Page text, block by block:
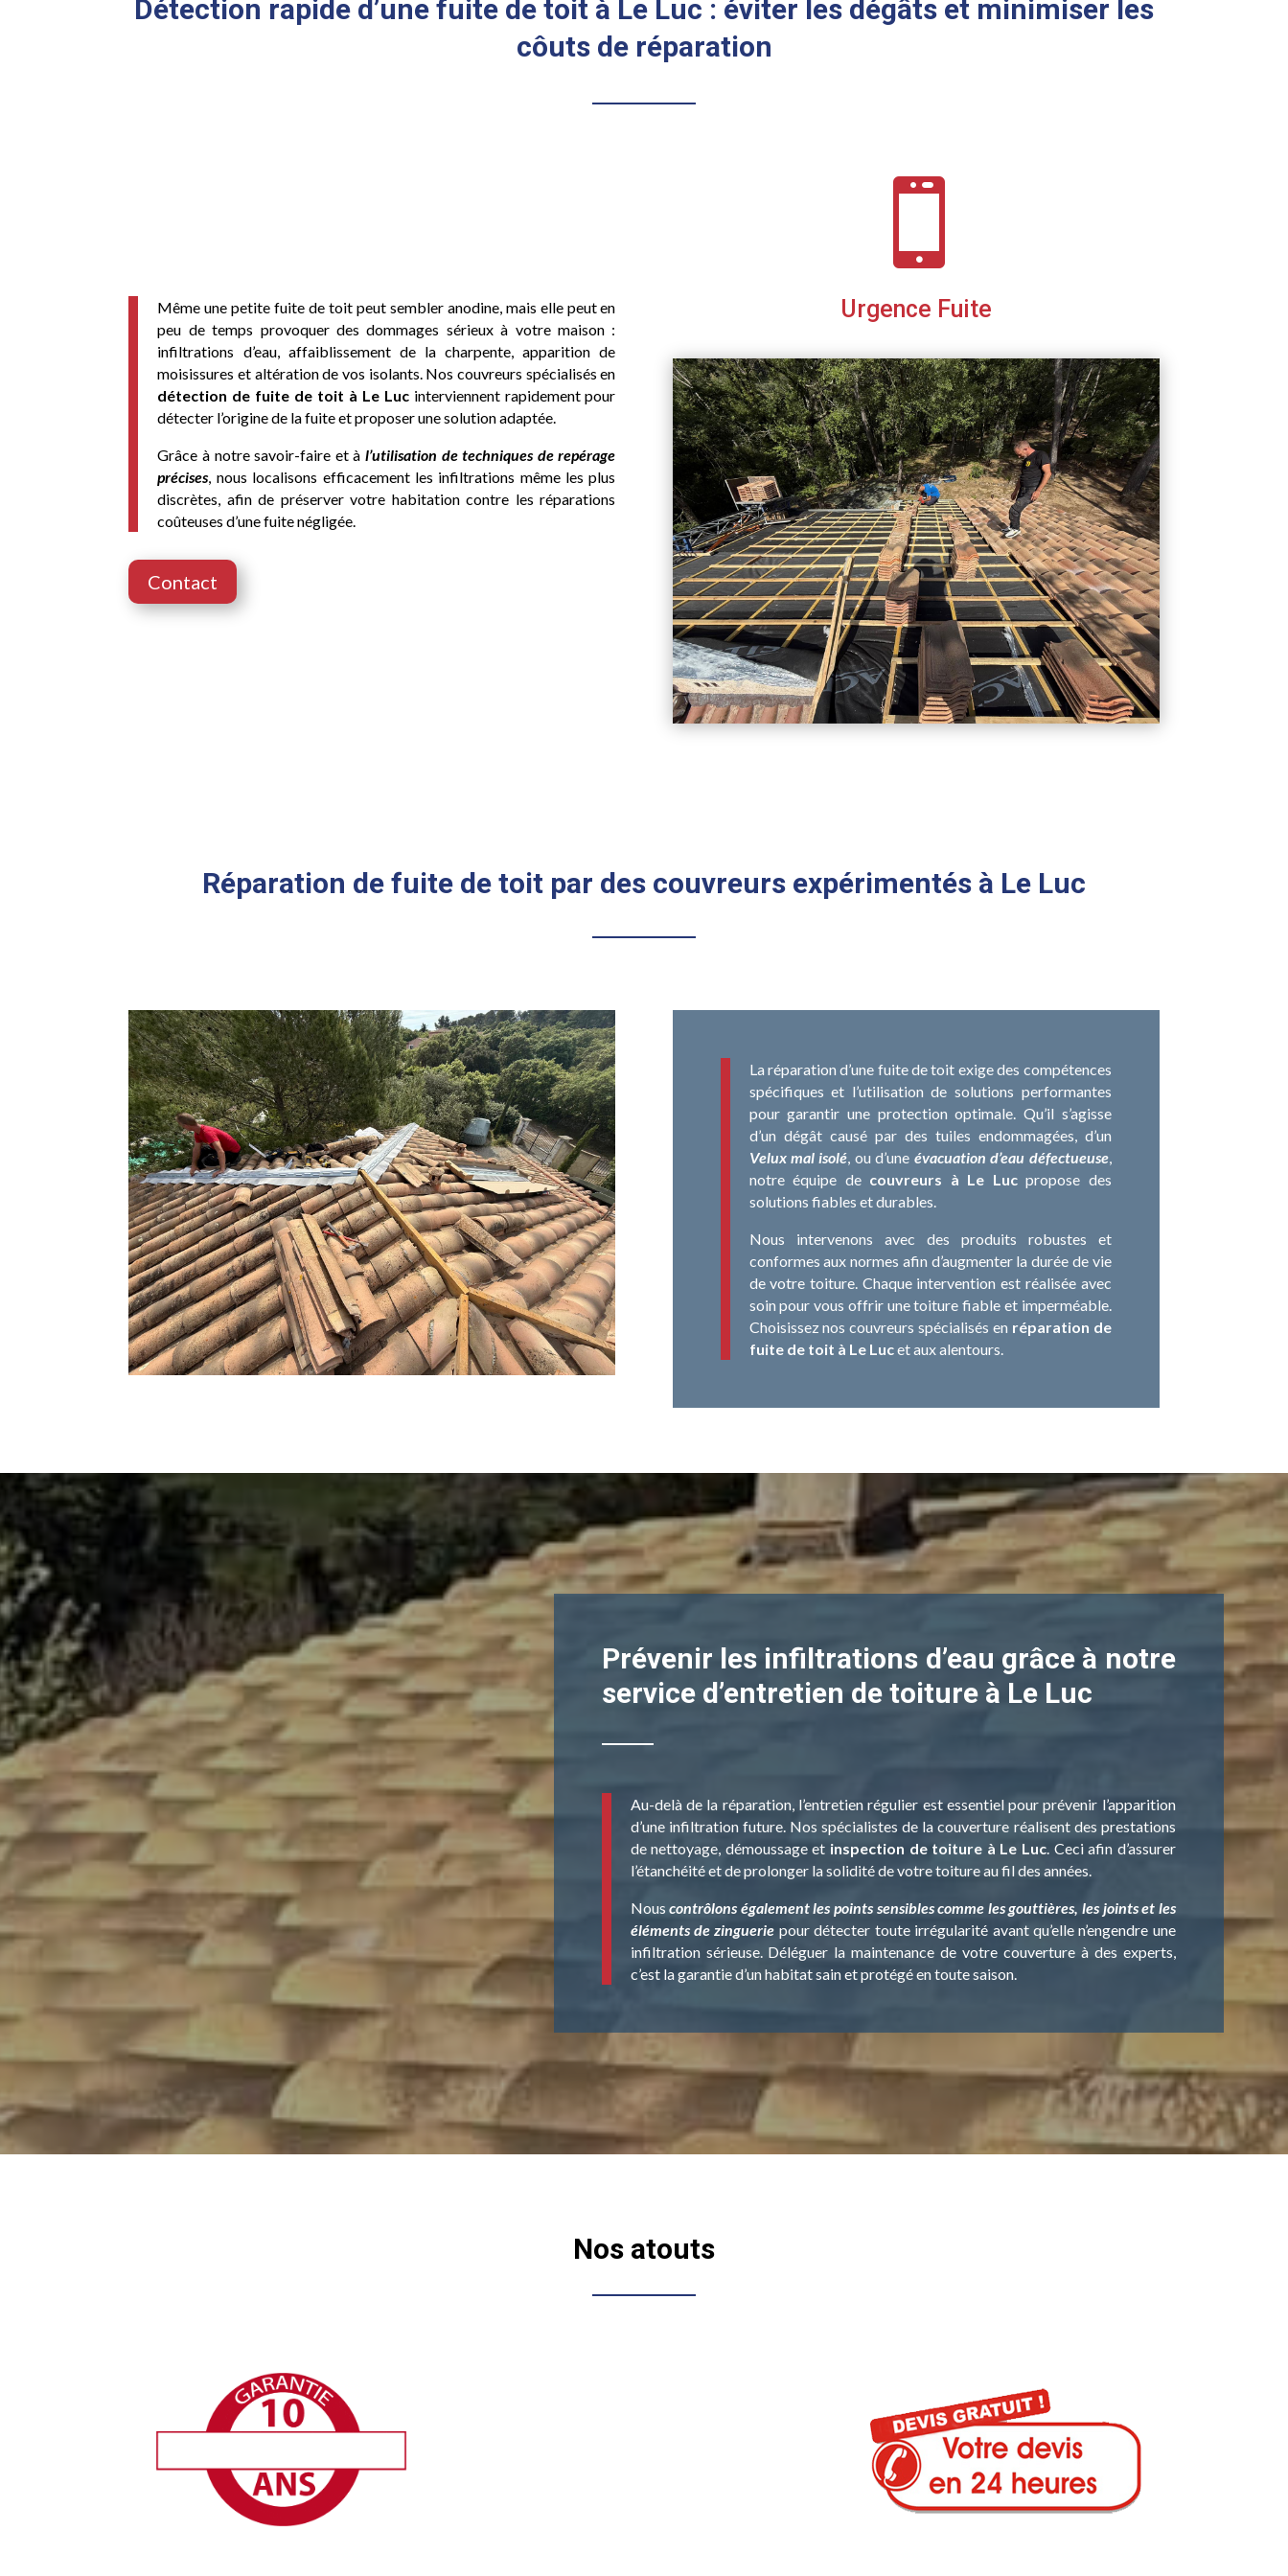
Détection rapide d’une fuite de toit à Le Luc : éviter les dégâts et minimiser les
côuts de réparation
Même une petite fuite de toit peut sembler anodine, mais elle peut en
peu de temps provoquer des dommages sérieux à votre maison :
infiltrations d’eau, affaiblissement de la charpente, apparition de
moisissures et altération de vos isolants. Nos couvreurs spécialisés en
détection de fuite de toit à Le Lucinterviennent rapidement pour
détecter l’origine de la fuite et proposer une solution adaptée.
Grâce à notre savoir-faire et àl’utilisation de techniques de repérage
précises, nous localisons efficacement les infiltrations même les plus
discrètes, afin de préserver votre habitation contre les réparations
coûteuses d’une fuite négligée.
Contact

Urgence Fuite
Réparation de fuite de toit par des couvreurs expérimentés à Le Luc
La réparation d’une fuite de toit exige des compétences
spécifiques et l’utilisation de solutions performantes
pour garantir une protection optimale. Qu’il s’agisse
d’un dégât causé par des tuiles endommagées, d’un
Velux mal isolé , ou d’une évacuation d’eau défectueuse,
notre équipe de couvreurs à Le Lucpropose des
solutions fiables et durables.
Nous intervenons avec des produits robustes et
conformes aux normes afin d’augmenter la durée de vie
de votre toiture. Chaque intervention est réalisée avec
soin pour vous offrir une toiture fiable et imperméable.
Choisissez nos couvreurs spécialisés en réparation de
fuite de toit à Le Lucet aux alentours.
Prévenir les infiltrations d’eau grâce à notre
service d’entretien de toiture à Le Luc
Au-delà de la réparation, l’entretien régulier est essentiel pour prévenir l’apparition
d’une infiltration future. Nos spécialistes de la couverture réalisent des prestations
de nettoyage, démoussage et inspection de toiture à Le Luc. Ceci afin d’assurer
l’étanchéité et de prolonger la solidité de votre toiture au fil des années.
Nouscontrôlons également les points sensibles comme les gouttières, les joints et les
éléments de zinguerie pour détecter toute irrégularité avant qu’elle n’engendre une
infiltration sérieuse. Déléguer la maintenance de votre couverture à des experts,
c’est la garantie d’un habitat sain et protégé en toute saison.
Nos atouts